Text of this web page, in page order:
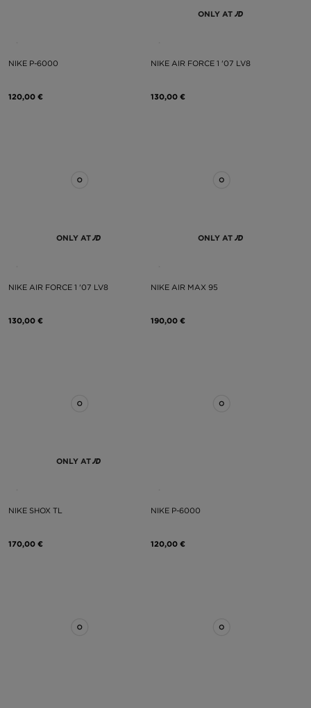
NIKE P-6000
120,00 €
ONLY AT
NIKE AIR FORCE 1 '07 LV8
130,00 €
ONLY AT
NIKE AIR FORCE 1 '07 LV8
130,00 €
ONLY AT
NIKE AIR MAX 95
190,00 €
ONLY AT
NIKE SHOX TL
170,00 €
NIKE P-6000
120,00 €